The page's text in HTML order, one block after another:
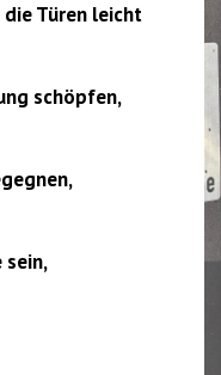
die Türen leicht
schöpfen,
sein,